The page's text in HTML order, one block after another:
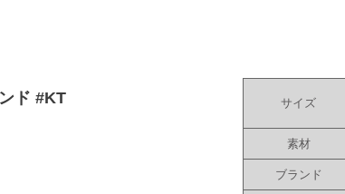
ド #KT サイズ
素材
ブランド